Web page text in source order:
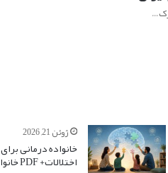
ژوئن 21, 2026
خانواده درمانی برای
اختلالات+ PDF خانواده درمانی جی هی لی